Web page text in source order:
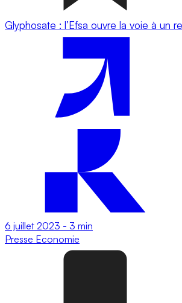
Glyphosate : l’Efsa ouvre la voie à un
6 juillet 2023 - 3 min
Presse Economie